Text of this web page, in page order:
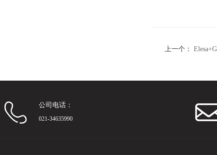
上一个：
公司电话：
021-34635990